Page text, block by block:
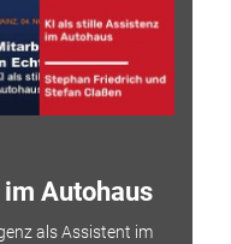
Autohaus
als Assistent im